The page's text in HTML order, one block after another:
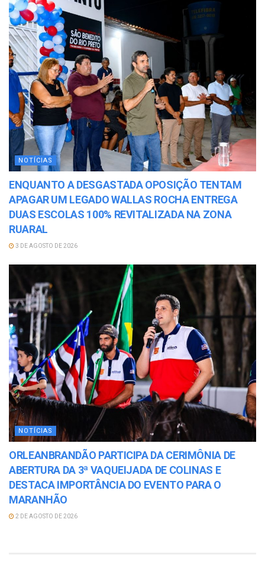
NOTÍCIAS
ENQUANTO A DESGASTADA OPOSIÇÃO TENTAM
APAGAR UM LEGADO WALLAS ROCHA ENTREGA
DUAS ESCOLAS 100% REVITALIZADA NA ZONA
RUARAL
3 DE AGOSTO DE 2026
NOTÍCIAS
ORLEANBRANDÃO PARTICIPA DA CERIMÔNIA DE
ABERTURA DA 3ª VAQUEIJADA DE COLINAS E
DESTACA IMPORTÂNCIA DO EVENTO PARA O
MARANHÃO
2 DE AGOSTO DE 2026